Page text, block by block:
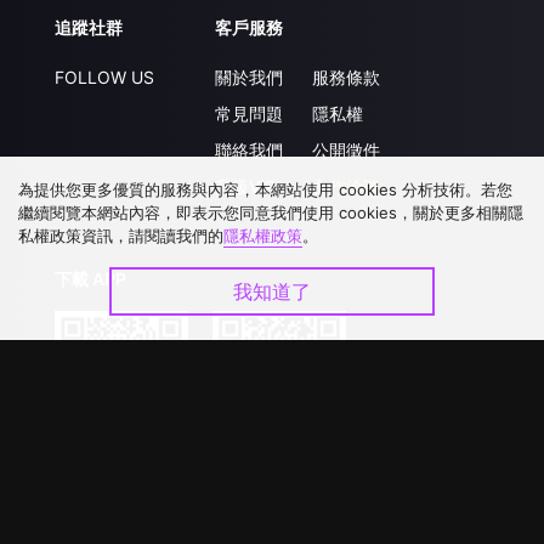
追蹤社群
FOLLOW US
客戶服務
關於我們
常見問題
聯絡我們
升級VIP
服務條款
隱私權
公開徵件
合作洽談
為提供您更多優質的服務與內容，本網站使用 cookies 分析技術。若您
繼續閱覽本網站內容，即表示您同意我們使用 cookies，關於更多相關隱
私權政策資訊，請閱讀我們的隱私權政策。
我知道了